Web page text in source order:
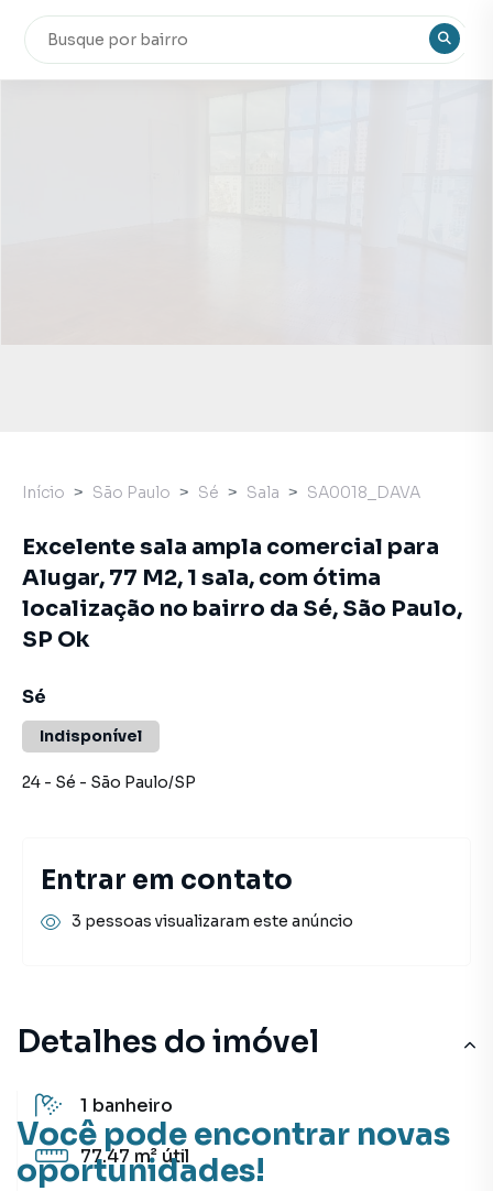
Você pode encontrar novas
oportunidades!
Detalhes do imóvel
1 banheiro
77.47 m² útil
Início São Paulo Sé Sala SA0018_DAVA
Excelente sala ampla comercial para
Alugar, 77 M2, 1 sala, com ótima
localização no bairro da Sé, São Paulo,
SP Ok
Sé
Indisponível
24 - Sé - São Paulo/SP
Entrar em contato
3 pessoas visualizaram este anúncio